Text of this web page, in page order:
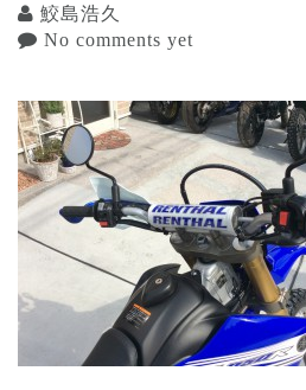
鮫島浩久
No comments yet